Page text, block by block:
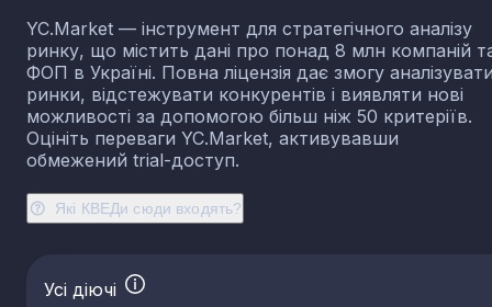
Які КВЕДи сюди входять?
YC.Market — інструмент для стратегічного аналізу
ринку, що містить дані про понад 8 млн компаній
ФОП в Україні. Повна ліцензія дає змогу
ринки, відстежувати конкурентів і виявляти нові
можливості за допомогою більш ніж 50 критеріїв.
Оцініть переваги YC.Market, активувавши
обмежений trial-доступ.
Усі діючі